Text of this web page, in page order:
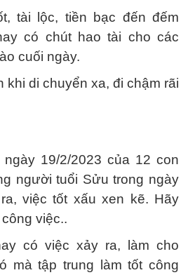
tài lộc, tiền bạc đến đếm
có chút hao tài cho các
cuối ngày.
khi di chuyển xa, đi chậm rãi
19/2/2023 của 12 con
người tuổi Sửu trong ngày
việc tốt xấu xen kẽ. Hãy
việc..
có việc xảy ra, làm cho
mà tập trung làm tốt công